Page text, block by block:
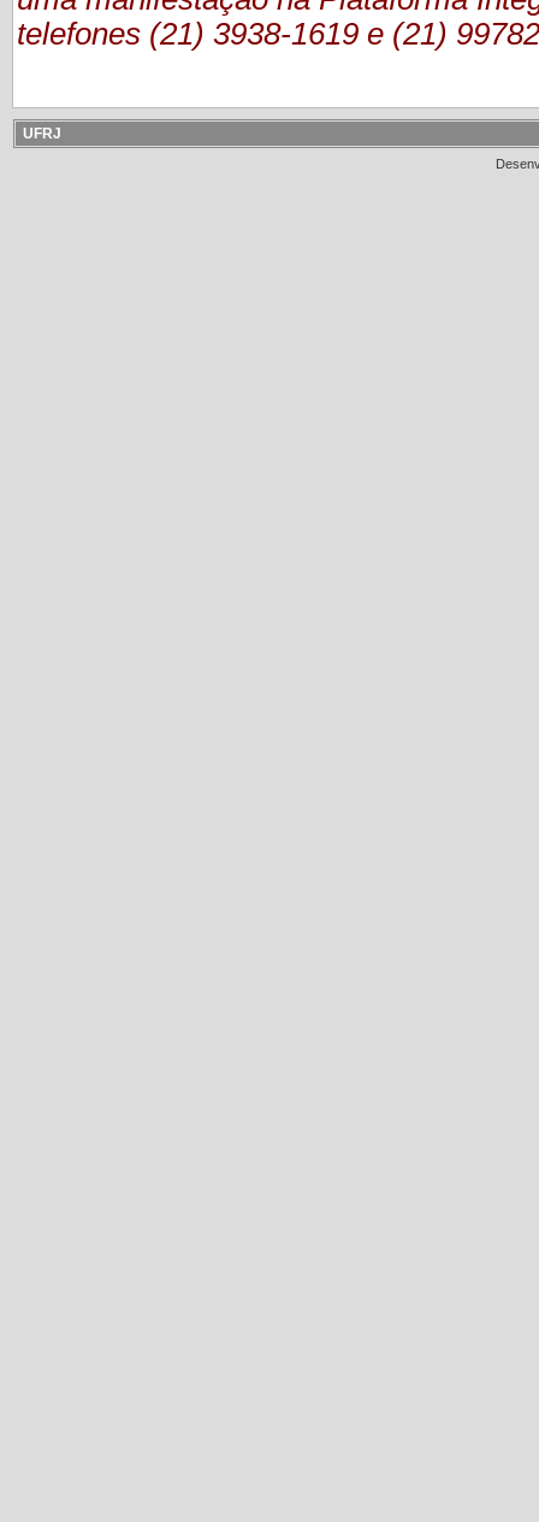
telefones (21) 3938-1619 e (21)
UFRJ